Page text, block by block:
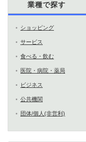
業種で探す
ショッピング
サービス
食べる・飲む
医院・病院・薬局
ビジネス
公共機関
団体/個人(非営利)